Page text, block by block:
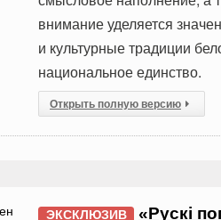
внимание уделяется
и культурные традиции
национальное единство.
Открыть полную версию
ЭКСКЛЮЗИВ
«Рускі